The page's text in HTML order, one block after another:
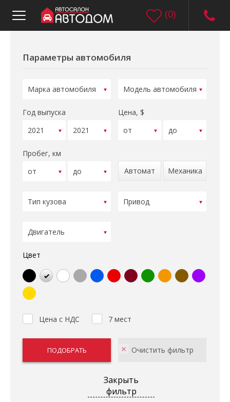
(0)
Параметры автомобиля
Год выпуска Цена, $
Пробег, км
Автомат
Механика
Цвет
Цена с НДС 7 мест
Закрыть
фильтр